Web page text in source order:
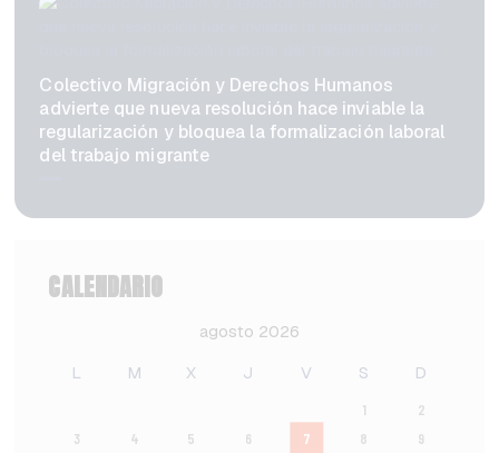
Colectivo Migración y Derechos Humanos
advierte que nueva resolución hace inviable la
regularización y bloquea la formalización laboral
del trabajo migrante
CALENDARIO
agosto 2026
L
M X J V S D
1
2
3
4 5 6 7 8
9